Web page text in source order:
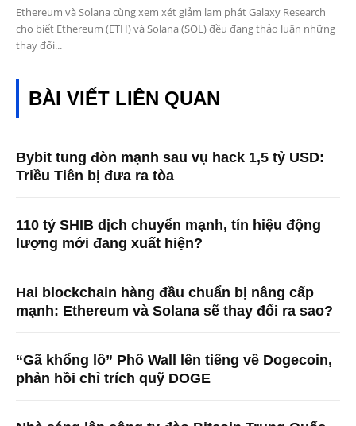
Ethereum và Solana cùng xem xét giảm lạm phát Galaxy Research
cho biết Ethereum (ETH) và Solana (SOL) đều đang thảo luận những
thay đổi...
BÀI VIẾT LIÊN QUAN
Bybit tung đòn mạnh sau vụ hack 1,5 tỷ USD:
Triều Tiên bị đưa ra tòa
110 tỷ SHIB dịch chuyển mạnh, tín hiệu động
lượng mới đang xuất hiện?
Hai blockchain hàng đầu chuẩn bị nâng cấp
mạnh: Ethereum và Solana sẽ thay đổi ra sao?
“Gã khổng lồ” Phố Wall lên tiếng về Dogecoin,
phản hồi chỉ trích quỹ DOGE